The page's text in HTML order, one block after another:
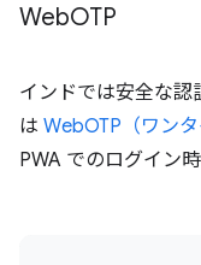
WebOTP
インドでは安全な
は WebOTP（ワン
PWA でのログイン